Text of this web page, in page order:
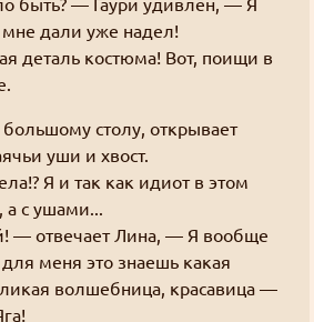
мне дали уже надел!
деталь костюма! Вот, поищи в
большому столу, открывает
уши и хвост.
Я и так как идиот в этом
с ушами...
— отвечает Лина, — Я вообще
меня это знаешь какая
волшебница, красавица —
На момент написания
равен шести.
адрес почты и
чего-нибудь полезное.
в обратную связь.
дел в последнее время
картинки вот так: